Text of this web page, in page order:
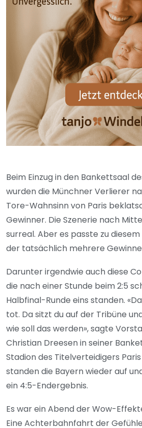
Beim Einzug in den Bankettsaal
wurden die Münchner Verlierer
Tore-Wahnsinn von Paris
Gewinner. Die Szenerie nach
surreal. Aber es passte zu
der tatsächlich mehrere
Darunter irgendwie auch diese
die nach einer Stunde beim 2:5
Halbfinal-Runde eins standen.
tot. Da sitzt du auf der Tribüne
wie soll das werden», sagte
Christian Dreesen in seiner
Stadion des Titelverteidigers
standen die Bayern wieder auf
ein 4:5-Endergebnis.
Es war ein Abend der Wow-
Eine Achterbahnfahrt der